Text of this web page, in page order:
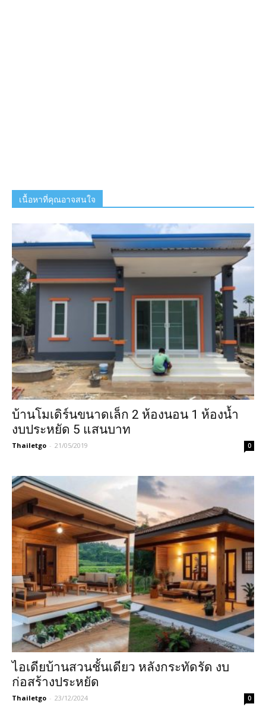
เนื้อหาที่คุณอาจสนใจ
บ้านโมเดิร์นขนาดเล็ก 2 ห้องนอน 1 ห้องน้ำ
งบประหยัด 5 แสนบาท
Thailetgo - 21/05/2019 0
ไอเดียบ้านสวนชั้นเดียว หลังกระทัดรัด งบ
ก่อสร้างประหยัด
Thailetgo - 23/12/2024 0